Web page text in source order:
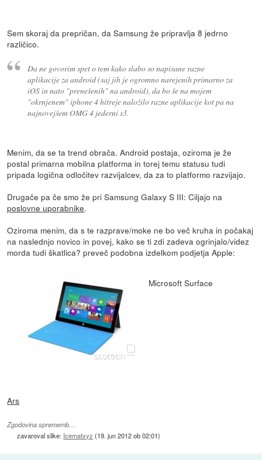
Sem skoraj da prepričan, da Samsung že pripravlja 8 jedrno
različico.
Da ne govorim spet o tem kako slabo so napisane razne
aplikacije za android (saj jih je ogromno narejenih primarno za
iOS in nato "prenešenih" na android), da bo še na mojem
"okrnjenem" iphone 4 hitreje naložilo razne aplikacije kot pa na
najnovejšem OMG 4 jederni s3.
Menim, da se ta trend obrača. Android postaja, oziroma je že
postal primarna mobilna platforma in torej temu statusu tudi
pripada logična odločitev razvijalcev, da za to platformo razvijajo.
Drugače pa če smo že pri Samsung Galaxy S III: Ciljajo na
poslovne uporabnike.
Oziroma menim, da s te razprave/moke ne bo več kruha in počakaj
na naslednjo novico in povej, kako se ti zdi zadeva ogrinjalo/videz
morda tudi škatlica? preveč podobna izdelkom podjetja Apple:
Microsoft Surface
Ars
Zgodovina sprememb…
zavaroval slike: Icematxyz (19. jun 2012 ob 02:01)